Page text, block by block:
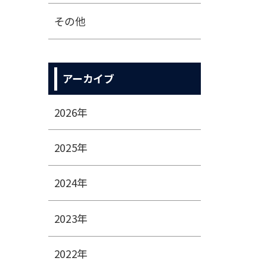
その他
アーカイブ
2026年
2025年
2024年
2023年
2022年